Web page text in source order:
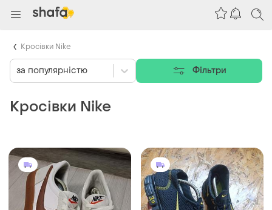
Кросівки Nike
за популярністю Фільтри
Кросівки Nike